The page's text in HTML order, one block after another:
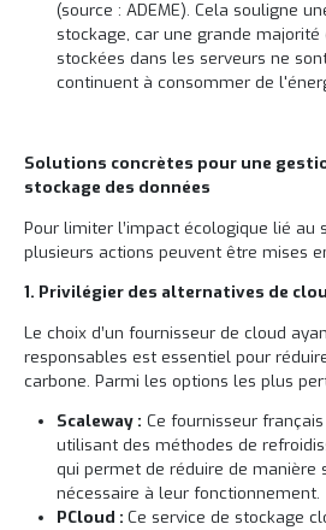
(source : ADEME). Cela souligne
stockage, car une grande
stockées dans les serveurs ne
continuent à consommer de
Solutions concrètes pour une
stockage des données
Pour limiter l’impact écologique lié au
plusieurs actions peuvent être mises
1. Privilégier des alternatives de
Le choix d’un fournisseur de cloud
responsables est essentiel pour
carbone. Parmi les options les plus
Scaleway : Ce fournisseur
utilisant des méthodes de
qui permet de réduire de manière
nécessaire à leur fonctionnement.
PCloud :Ce service de stockage